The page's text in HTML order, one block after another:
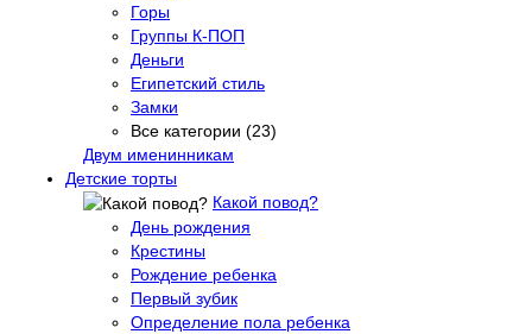
Горы
Группы К-ПОП
Деньги
Египетский стиль
Замки
Все категории (23)
Двум именинникам
Детские торты
Какой повод?
День рождения
Крестины
Рождение ребенка
Первый зубик
Определение пола ребенка